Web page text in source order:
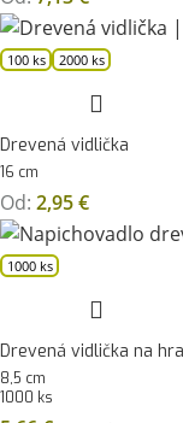
100 ks 2000 ks
Drevená vidlička
16 cm
Od: 2,95€
1000 ks
Drevená vidlička na
8,5 cm
1000 ks